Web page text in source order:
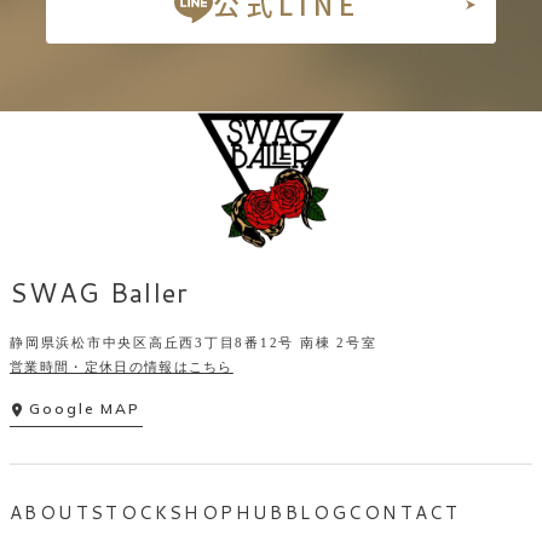
SWAG Baller
静岡県浜松市中央区高丘西3丁目8番12号 南棟 2号室
営業時間・定休日の情報はこちら
Google MAP
ABOUTSTOCKSHOP HUB BLOGCONTACT